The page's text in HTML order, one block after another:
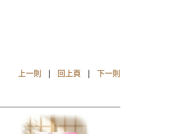
上一則 | 回上頁 | 下一則